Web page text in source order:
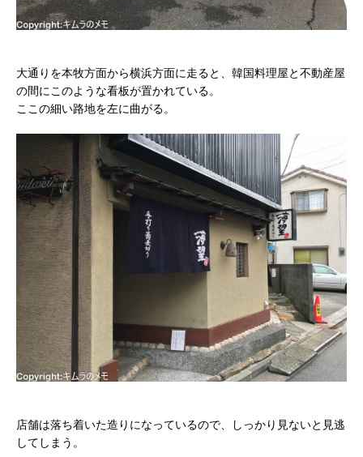
大通りを本牧方面から横浜方面に走ると、韓国料理屋と不動産屋
の間にこのような看板が置かれている。
ここの細い路地を左に曲がる。
店舗は落ち着いた造りになっているので、しっかり見ないと見逃
してしまう。